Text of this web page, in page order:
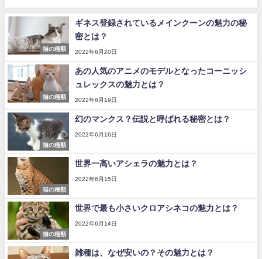
猫の種類
ギネス登録されているメインクーンの魅力の秘
密とは？
2022年6月20日
猫の種類
あの人気のアニメのモデルとなったコーニッシ
ュレックスの魅力とは？
2022年6月19日
猫の種類
幻のマンクス？伝説と呼ばれる秘密とは？
2022年6月16日
猫の種類
世界一高いアシェラの魅力とは？
2022年6月15日
猫の種類
世界で最も小さいクロアシネコの魅力とは？
2022年6月14日
雑種は、なぜ安いの？その魅力とは？